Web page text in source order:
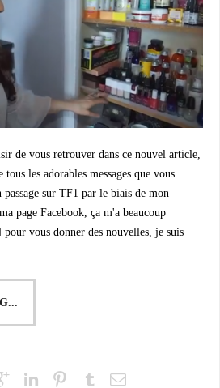
de vous retrouver dans ce nouvel article,
les adorables messages que vous
sur TF1 par le biais de mon
page Facebook, ça m'a beaucoup
vous donner des nouvelles, je suis